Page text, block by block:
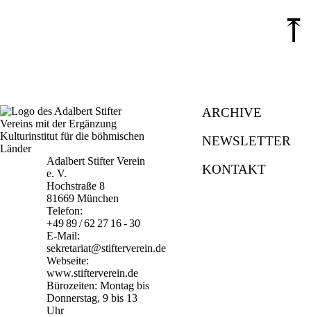
⤒
Adalbert Stifter Verein
e. V.
Hochstraße 8
81669 München
Telefon:
+49 89 / 62 27 16 - 30
E-Mail:
sekretariat@stifterverein.de
Webseite:
www.stifterverein.de
Bürozeiten: Montag bis
Donnerstag, 9 bis 13
Uhr
ARCHIVE
NEWSLETTER
KONTAKT